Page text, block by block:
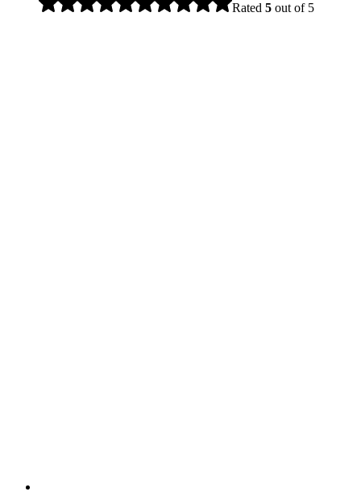
Rated 5 out of 5